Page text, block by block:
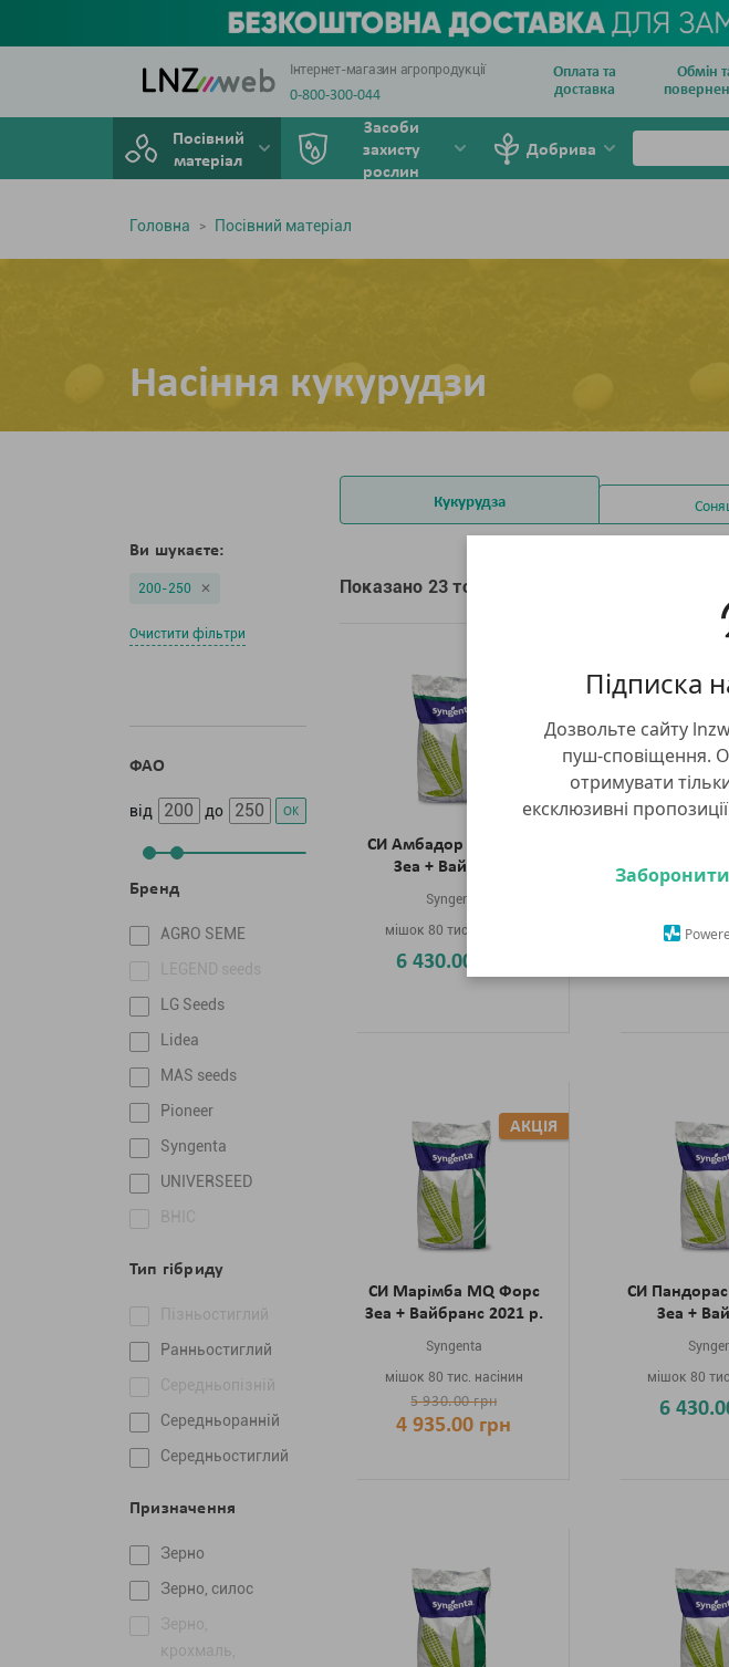
Підписка
Дозвольте сайту
пуш-сповіщення.
отримувати
ексклюзивні
Заборонити
Інтернет-магазин агропродукції
0-800-300-044
Оплата та
доставка
Обмін
Посівний
матеріал
Засоби
захисту
рослин
Добрива
Головна Посівний матеріал
Насіння кукурудзи
Ви шукаєте:
200-250
Очистити фільтри
ФАО
від до OK
Бренд
AGRO SEME
LEGEND seeds
LG Seeds
Lidea
MAS seeds
Pioneer
Syngenta
UNIVERSEED
ВНІС
Тип гібриду
Пізньостиглий
Ранньостиглий
Середньопізній
Середньоранній
Середньостиглий
Призначення
Зерно
Зерно, силос
Зерно,
крохмаль,
Кукурудза
Показано 23 товарів з 35
СИ Амбадор MQ Форс
Зеа + Вайбранс
Syngenta
мішок 80 тис. насінин
6 430.00 грн
мішок 80
СИ Марімба MQ Форс
Зеа + Вайбранс 2021 р.
Syngenta
мішок 80 тис. насінин
АКЦІЯ
5 930.00 грн
4 935.00 грн
СИ
Зеа +
мішок 80
6